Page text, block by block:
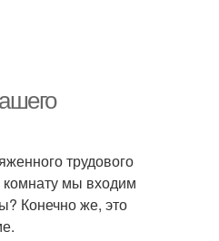
трудового
мы входим
Конечно же, это